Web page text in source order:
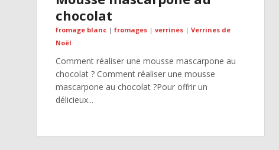
chocolat
fromage blanc| fromages| verrines| Verrines de
Noël
Comment réaliser une mousse mascarpone au
chocolat ? Comment réaliser une mousse
mascarpone au chocolat ?Pour offrir un
délicieux...